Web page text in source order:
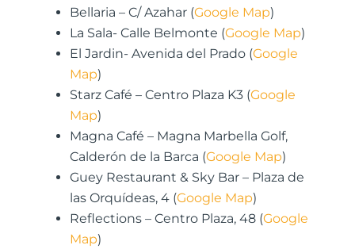
Bellaria – C/ Azahar (Google Map)
La Sala- Calle Belmonte (Google Map)
El Jardin- Avenida del Prado (Google
Map)
Starz Café – Centro Plaza K3 (Google
Map)
Magna Café – Magna Marbella Golf,
Calderón de la Barca (Google Map)
Guey Restaurant & Sky Bar – Plaza de
las Orquídeas, 4 (Google Map)
Reflections – Centro Plaza, 48 (Google
Map)